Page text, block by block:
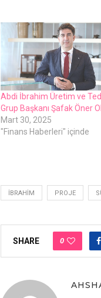
Abdi İbrahim Üretim ve
Grup Başkanı Şafak Öner
Mart 30, 2025
"Finans Haberleri" içinde
İBRAHIM PROJE
SHARE 0